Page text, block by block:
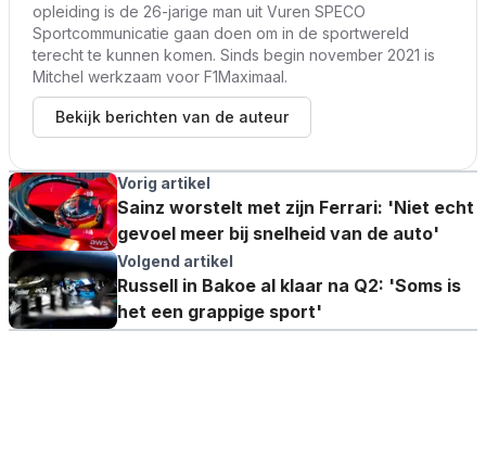
opleiding is de 26-jarige man uit Vuren SPECO
Sportcommunicatie gaan doen om in de sportwereld
terecht te kunnen komen. Sinds begin november 2021 is
Mitchel werkzaam voor F1Maximaal.
Bekijk berichten van de auteur
Vorig artikel
Sainz worstelt met zijn Ferrari: 'Niet echt
gevoel meer bij snelheid van de auto'
Volgend artikel
Russell in Bakoe al klaar na Q2: 'Soms is
het een grappige sport'